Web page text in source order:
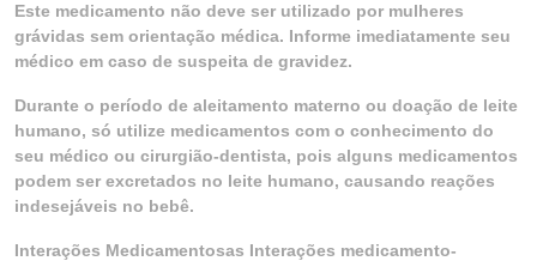
Este medicamento não deve ser utilizado por mulheres
grávidas sem orientação médica. Informe imediatamente seu
médico em caso de suspeita de gravidez.
Durante o período de aleitamento materno ou doação de leite
humano, só utilize medicamentos com o conhecimento do
seu médico ou cirurgião-dentista, pois alguns medicamentos
podem ser excretados no leite humano, causando reações
indesejáveis no bebê.
Interações Medicamentosas Interações medicamento-